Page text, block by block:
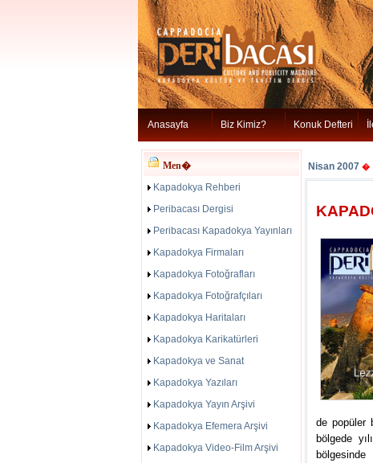
Anasayfa Biz Kimiz? Konuk Defteri
Men�
Kapadokya Rehberi
Peribacası Dergisi
Peribacası Kapadokya Yayınları
Kapadokya Firmaları
Kapadokya Fotoğrafları
Kapadokya Fotoğrafçıları
Kapadokya Haritaları
Kapadokya Karikatürleri
Kapadokya ve Sanat
Kapadokya Yazıları
Kapadokya Yayın Arşivi
Kapadokya Efemera Arşivi
Kapadokya Video-Film Arşivi
Nisan 2007 �
de popüler
bölgede